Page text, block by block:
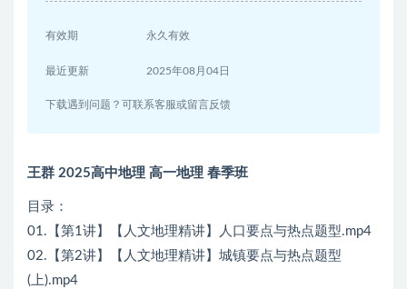
有效期 永久有效
最近更新 2025年08月04日
下载遇到问题？可联系客服或留言反馈
王群 2025高中地理 高一地理 春季班
目录：
01.【第1讲】【人文地理精讲】人口要点与热点题型.mp4
02.【第2讲】【人文地理精讲】城镇要点与热点题型
(上).mp4